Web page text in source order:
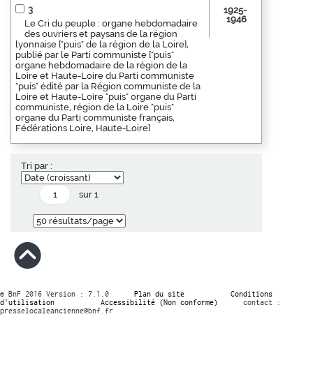
3
Le Cri du peuple : organe hebdomadaire
des ouvriers et paysans de la région
lyonnaise ["puis" de la région de la Loire],
publié par le Parti communiste ["puis"
organe hebdomadaire de la région de la
Loire et Haute-Loire du Parti communiste
"puis" édité par la Région communiste de la
Loire et Haute-Loire "puis" organe du Parti
communiste, région de la Loire "puis"
organe du Parti communiste français,
Fédérations Loire, Haute-Loire]
1925-
1946
Tri par :
sur 1
© BnF 2016 Version : 7.1.0 Plan du site
Conditions
d’utilisation
Accessibilité (Non conforme)
contact :
presselocaleancienne@bnf.fr